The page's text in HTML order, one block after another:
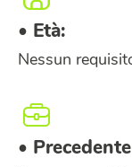
• Età:
Nessun
•
Accetto